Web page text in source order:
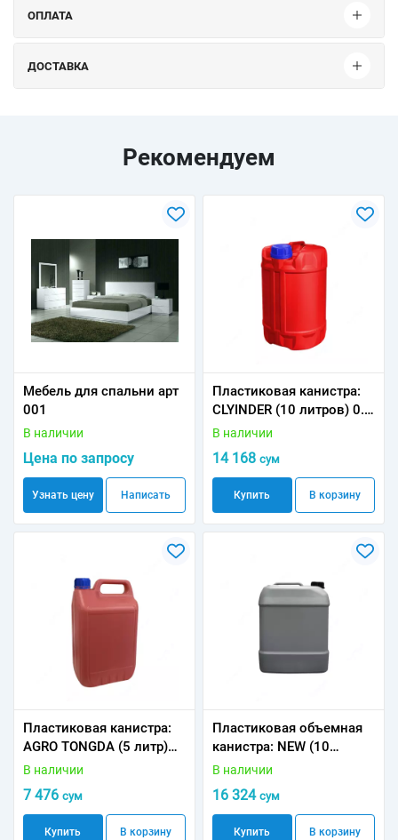
ОПЛАТА
ДОСТАВКА
Рекомендуем
Мебель для спальни арт
001
В наличии
Цена по запросу
Узнать цену Написать
Пластиковая канистра:
CLYINDER (10 литров) 0.4
кг
В наличии
14 168 сум
Купить В корзину
Пластиковая канистра:
AGRO TONGDA (5 литр)
0.2 кг
В наличии
7 476 сум
Купить В корзину
Пластиковая объемная
канистра: NEW (10
литров) 0.5 кг
В наличии
16 324 сум
Купить В корзину